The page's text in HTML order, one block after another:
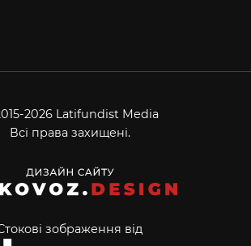
2026 Latifundist Media
Всі права захищені.
зображення від